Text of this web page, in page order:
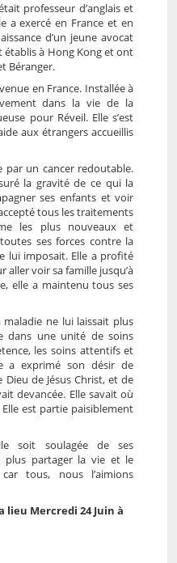
professeur d’anglais et
a exercé en France et en
d’un jeune avocat
établis à Hong Kong et ont
Béranger.
en France. Installée à
dans la vie de la
pour Réveil. Elle s’est
aux étrangers accueillis
par un cancer redoutable.
la gravité de ce qui la
ses enfants et voir
tous les traitements
les plus nouveaux et
ses forces contre la
lui imposait. Elle a profité
voir sa famille jusqu’à
elle a maintenu tous ses
ne lui laissait plus
dans une unité de soins
les soins attentifs et
a exprimé son désir de
de Jésus Christ, et de
devancée. Elle savait où
est partie paisiblement
soit soulagée de ses
plus partager la vie et le
tous, nous l’aimions
lieu Mercredi 24 Juin à